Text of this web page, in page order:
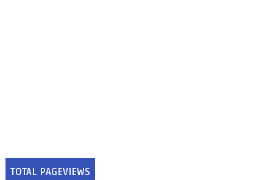
TOTAL PAGEVIEWS